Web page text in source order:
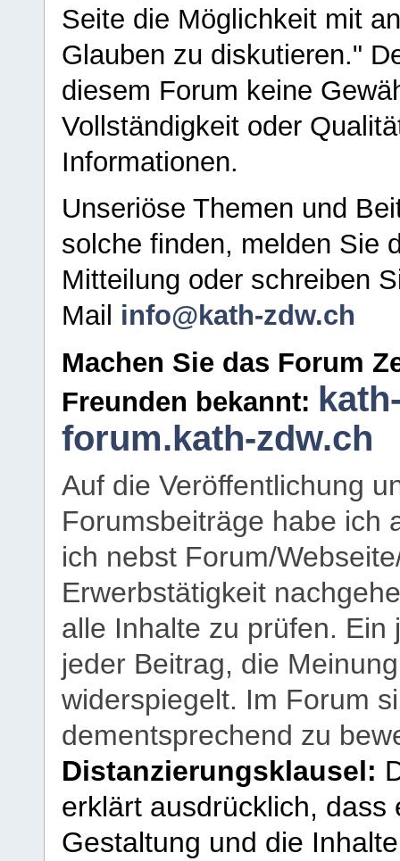
Seite die Möglichkeit mit
Glauben zu diskutieren."
diesem Forum keine
Vollständigkeit oder
Informationen.
Unseriöse Themen und
solche finden, melden Sie
Mitteilung oder schreiben
Mail info@kath-zdw.ch
Machen Sie das Forum
Freunden bekannt:
forum.kath-zdw.ch
Auf die Veröffentlichung
Forumsbeiträge habe ich
ich nebst Forum/
Erwerbstätigkeit
alle Inhalte zu prüfen.
jeder Beitrag, die
widerspiegelt. Im Forum
dementsprechend zu
Distanzierungsklausel:
erklärt ausdrücklich,
Gestaltung und die